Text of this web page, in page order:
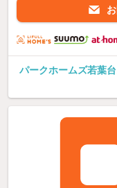
パークホームズ若葉